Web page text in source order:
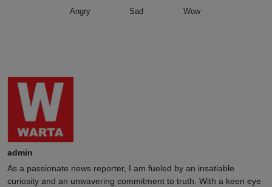
Angry Sad Wow
admin
As a passionate news reporter, I am fueled by an insatiable
curiosity and an unwavering commitment to truth. With a keen eye